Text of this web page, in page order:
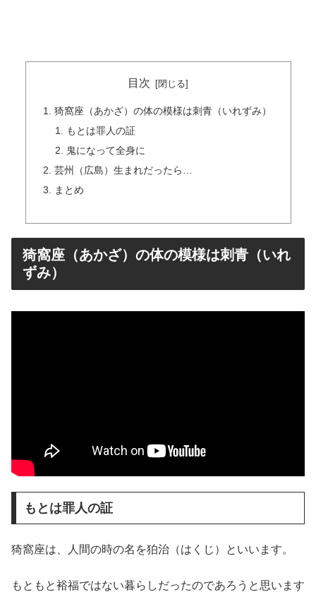
目次
猗窩座（あかざ）の体の模様は刺青（いれずみ）
もとは罪人の証
鬼になって全身に
芸州（広島）生まれだったら…
まとめ
猗窩座（あかざ）の体の模様は刺青（いれ
ずみ）
もとは罪人の証
猗窩座は、人間の時の名を狛治（はくじ）といいます。
もともと裕福ではない暮らしだったのであろうと思います